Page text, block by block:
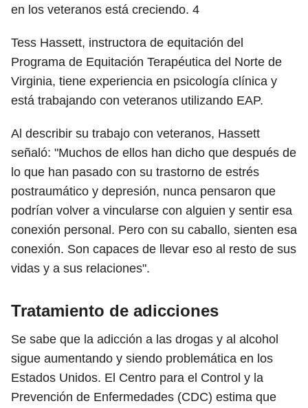
en los veteranos está creciendo. 4
Tess Hassett, instructora de equitación del
Programa de Equitación Terapéutica del Norte de
Virginia, tiene experiencia en psicología clínica y
está trabajando con veteranos utilizando EAP.
Al describir su trabajo con veteranos, Hassett
señaló: "Muchos de ellos han dicho que después de
lo que han pasado con su trastorno de estrés
postraumático y depresión, nunca pensaron que
podrían volver a vincularse con alguien y sentir esa
conexión personal. Pero con su caballo, sienten esa
conexión. Son capaces de llevar eso al resto de sus
vidas y a sus relaciones".
Tratamiento de adicciones
Se sabe que la adicción a las drogas y al alcohol
sigue aumentando y siendo problemática en los
Estados Unidos. El Centro para el Control y la
Prevención de Enfermedades (CDC) estima que